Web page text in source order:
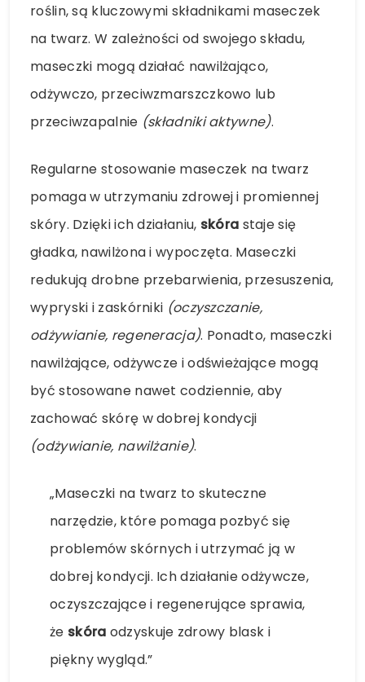
roślin, są kluczowymi składnikami maseczek
na twarz. W zależności od swojego składu,
maseczki mogą działać nawilżająco,
odżywczo, przeciwzmarszczkowo lub
przeciwzapalnie (składniki aktywne).
Regularne stosowanie maseczek na twarz
pomaga w utrzymaniu zdrowej i promiennej
skóry. Dzięki ich działaniu, skóra staje się
gładka, nawilżona i wypoczęta. Maseczki
redukują drobne przebarwienia, przesuszenia,
wypryski i zaskórniki (oczyszczanie,
odżywianie, regeneracja). Ponadto, maseczki
nawilżające, odżywcze i odświeżające mogą
być stosowane nawet codziennie, aby
zachować skórę w dobrej kondycji
(odżywianie, nawilżanie).
„Maseczki na twarz to skuteczne
narzędzie, które pomaga pozbyć się
problemów skórnych i utrzymać ją w
dobrej kondycji. Ich działanie odżywcze,
oczyszczające i regenerujące sprawia,
że skóra odzyskuje zdrowy blask i
piękny wygląd.”